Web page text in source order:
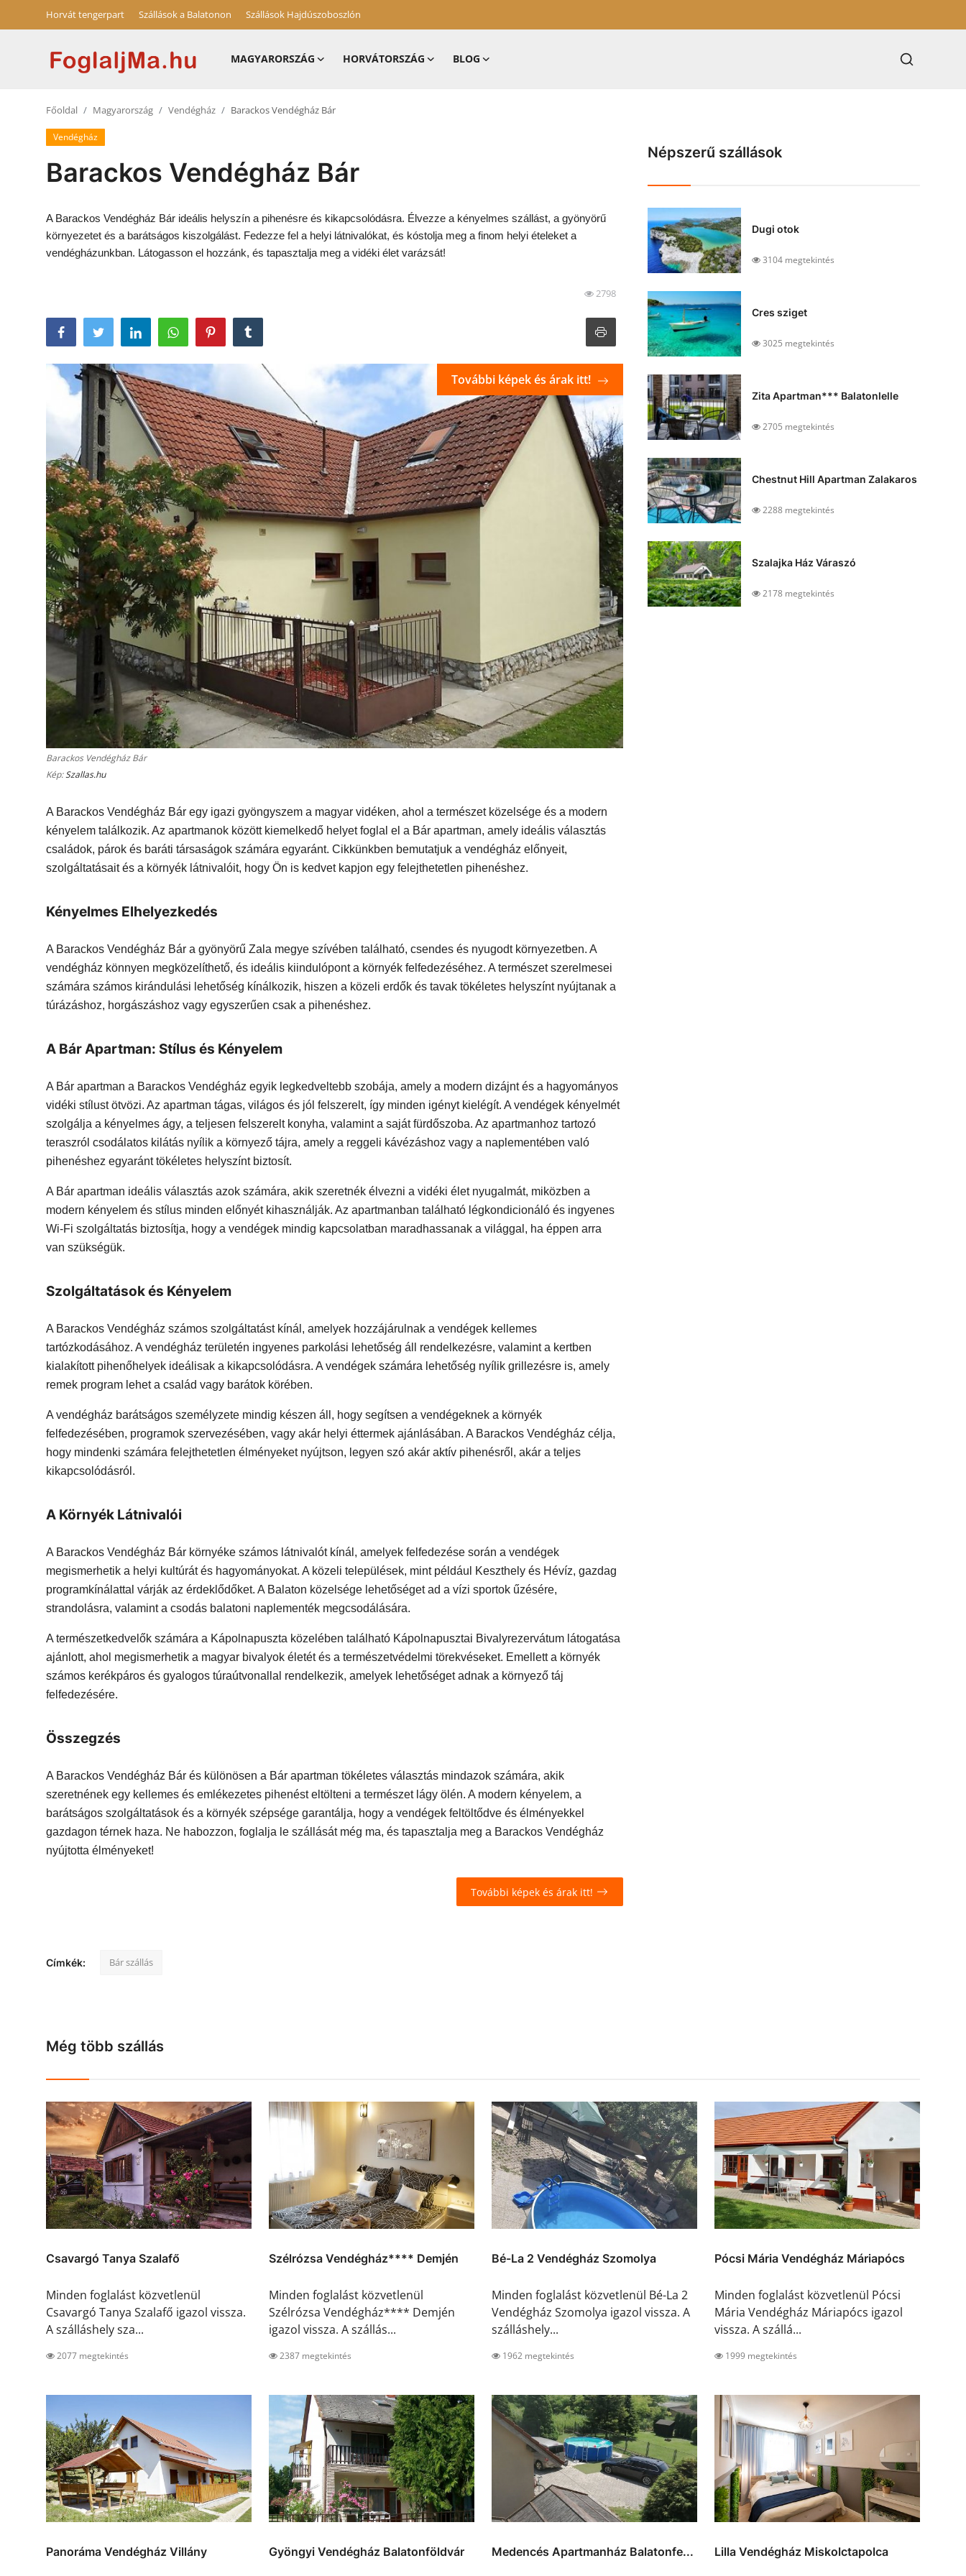
Horvát tengerpart Szállások a Balatonon Szállások Hajdúszoboszlón
MAGYARORSZÁG HORVÁTORSZÁG BLOG
Horvátország
Szállások Hajdúszoboszlón
Főoldal Magyarország Vendégház Barackos Vendégház Bár
Vendégház
Barackos Vendégház Bár
A Barackos Vendégház Bár ideális helyszín a pihenésre és kikapcsolódásra. Élvezze a kényelmes szállást, a gyönyörű
környezetet és a barátságos kiszolgálást. Fedezze fel a helyi látnivalókat, és kóstolja meg a finom helyi ételeket a
vendégházunkban. Látogasson el hozzánk, és tapasztalja meg a vidéki élet varázsát!
2798
Barackos Vendégház Bár
Kép:Szallas.hu
További képek és árak itt!
A Barackos Vendégház Bár egy igazi gyöngyszem a magyar vidéken, ahol a természet közelsége és a modern
kényelem találkozik. Az apartmanok között kiemelkedő helyet foglal el a Bár apartman, amely ideális választás
családok, párok és baráti társaságok számára egyaránt. Cikkünkben bemutatjuk a vendégház előnyeit,
szolgáltatásait és a környék látnivalóit, hogy Ön is kedvet kapjon egy felejthetetlen pihenéshez.
Kényelmes Elhelyezkedés
A Barackos Vendégház Bár a gyönyörű Zala megye szívében található, csendes és nyugodt környezetben. A
vendégház könnyen megközelíthető, és ideális kiindulópont a környék felfedezéséhez. A természet szerelmesei
számára számos kirándulási lehetőség kínálkozik, hiszen a közeli erdők és tavak tökéletes helyszínt nyújtanak a
túrázáshoz, horgászáshoz vagy egyszerűen csak a pihenéshez.
A Bár Apartman: Stílus és Kényelem
A Bár apartman a Barackos Vendégház egyik legkedveltebb szobája, amely a modern dizájnt és a hagyományos
vidéki stílust ötvözi. Az apartman tágas, világos és jól felszerelt, így minden igényt kielégít. A vendégek kényelmét
szolgálja a kényelmes ágy, a teljesen felszerelt konyha, valamint a saját fürdőszoba. Az apartmanhoz tartozó
teraszról csodálatos kilátás nyílik a környező tájra, amely a reggeli kávézáshoz vagy a naplementében való
pihenéshez egyaránt tökéletes helyszínt biztosít.
A Bár apartman ideális választás azok számára, akik szeretnék élvezni a vidéki élet nyugalmát, miközben a
modern kényelem és stílus minden előnyét kihasználják. Az apartmanban található légkondicionáló és ingyenes
Wi-Fi szolgáltatás biztosítja, hogy a vendégek mindig kapcsolatban maradhassanak a világgal, ha éppen arra
van szükségük.
Szolgáltatások és Kényelem
A Barackos Vendégház számos szolgáltatást kínál, amelyek hozzájárulnak a vendégek kellemes
tartózkodásához. A vendégház területén ingyenes parkolási lehetőség áll rendelkezésre, valamint a kertben
kialakított pihenőhelyek ideálisak a kikapcsolódásra. A vendégek számára lehetőség nyílik grillezésre is, amely
remek program lehet a család vagy barátok körében.
A vendégház barátságos személyzete mindig készen áll, hogy segítsen a vendégeknek a környék
felfedezésében, programok szervezésében, vagy akár helyi éttermek ajánlásában. A Barackos Vendégház célja,
hogy mindenki számára felejthetetlen élményeket nyújtson, legyen szó akár aktív pihenésről, akár a teljes
kikapcsolódásról.
A Környék Látnivalói
A Barackos Vendégház Bár környéke számos látnivalót kínál, amelyek felfedezése során a vendégek
megismerhetik a helyi kultúrát és hagyományokat. A közeli települések, mint például Keszthely és Hévíz, gazdag
programkínálattal várják az érdeklődőket. A Balaton közelsége lehetőséget ad a vízi sportok űzésére,
strandolásra, valamint a csodás balatoni naplementék megcsodálására.
A természetkedvelők számára a Kápolnapuszta közelében található Kápolnapusztai Bivalyrezervátum látogatása
ajánlott, ahol megismerhetik a magyar bivalyok életét és a természetvédelmi törekvéseket. Emellett a környék
számos kerékpáros és gyalogos túraútvonallal rendelkezik, amelyek lehetőséget adnak a környező táj
felfedezésére.
Összegzés
A Barackos Vendégház Bár és különösen a Bár apartman tökéletes választás mindazok számára, akik
szeretnének egy kellemes és emlékezetes pihenést eltölteni a természet lágy ölén. A modern kényelem, a
barátságos szolgáltatások és a környék szépsége garantálja, hogy a vendégek feltöltődve és élményekkel
gazdagon térnek haza. Ne habozzon, foglalja le szállását még ma, és tapasztalja meg a Barackos Vendégház
nyújtotta élményeket!
További képek és árak itt!
Címkék: Bár szállás
Népszerű szállások
Dugi otok
3104 megtekintés
Cres sziget
3025 megtekintés
Zita Apartman*** Balatonlelle
2705 megtekintés
Chestnut Hill Apartman Zalakaros
2288 megtekintés
Szalajka Ház Váraszó
2178 megtekintés
Még több szállás
Csavargó Tanya Szalafő
Minden foglalást közvetlenül
Csavargó Tanya Szalafő igazol vissza.
A szálláshely sza...
2077 megtekintés
Szélrózsa Vendégház**** Demjén
Minden foglalást közvetlenül
Szélrózsa Vendégház**** Demjén
igazol vissza. A szállás...
2387 megtekintés
Bé-La 2 Vendégház Szomolya
Minden foglalást közvetlenül Bé-La 2
Vendégház Szomolya igazol vissza. A
szálláshely...
1962 megtekintés
Pócsi Mária Vendégház Máriapócs
Minden foglalást közvetlenül Pócsi
Mária Vendégház Máriapócs igazol
vissza. A szállá...
1999 megtekintés
Panoráma Vendégház Villány Gyöngyi Vendégház Balatonföldvár Medencés Apartmanház Balatonfe... Lilla Vendégház Miskolctapolca